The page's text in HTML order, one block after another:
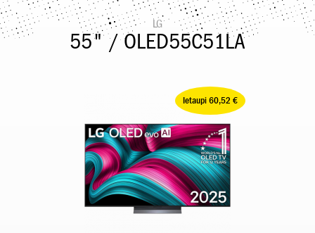
LG
55" / OLED55C51LA
Ietaupi 60,52 €